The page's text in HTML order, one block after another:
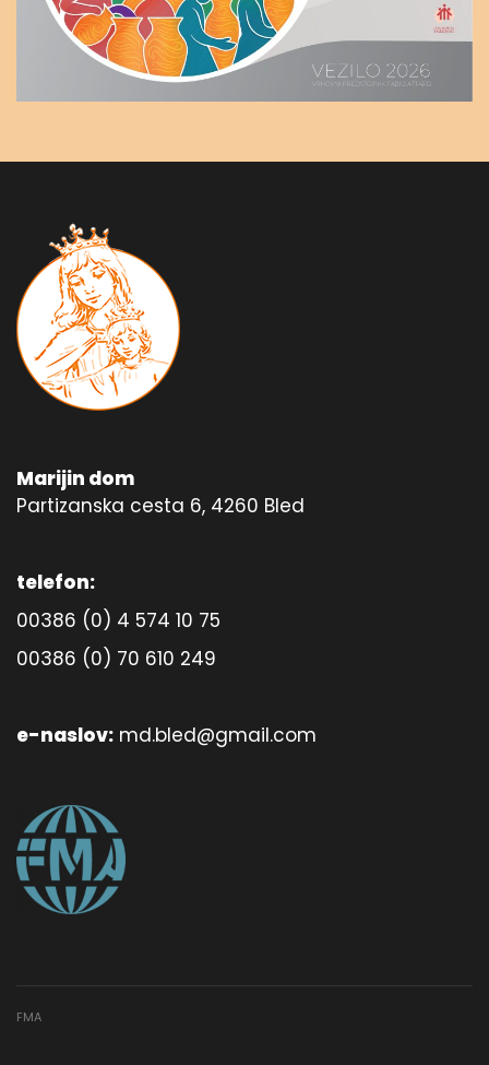
Marijin dom
Partizanska cesta 6, 4260 Bled
telefon:
00386 (0) 4 574 10 75
00386 (0) 70 610 249
e-naslov: md.bled@gmail.com
FMA